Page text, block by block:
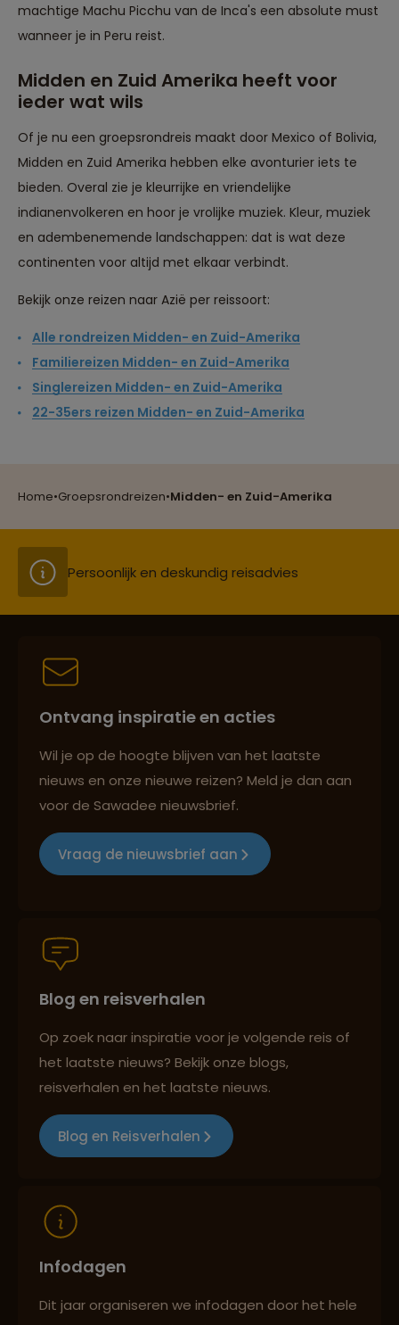
Home•Groepsrondreizen•Midden- en Zuid-Amerika
machtige Machu Picchu van de Inca's een absolute must
wanneer je in Peru reist.
Midden en Zuid Amerika heeft voor
ieder wat wils
Of je nu een groepsrondreis maakt door Mexico of Bolivia,
Midden en Zuid Amerika hebben elke avonturier iets te
bieden. Overal zie je kleurrijke en vriendelijke
indianenvolkeren en hoor je vrolijke muziek. Kleur, muziek
en adembenemende landschappen: dat is wat deze
continenten voor altijd met elkaar verbindt.
Bekijk onze reizen naar Azië per reissoort:
Alle rondreizen Midden- en Zuid-Amerika
Familiereizen Midden- en Zuid-Amerika
Singlereizen Midden- en Zuid-Amerika
22-35ers reizen Midden- en Zuid-Amerika
Reizen met oog voor mens, cultuur en milieu
Persoonlijk en deskundig reisadvies
Best beoordeelde reisroutes
Groepsreizen mét indivuele vrijheid
Best beoordeelde reisroutes
Reizen met oog voor mens, cultuur en milieu
Ontvang inspiratie en acties
Wil je op de hoogte blijven van het laatste
nieuws en onze nieuwe reizen? Meld je dan aan
voor de Sawadee nieuwsbrief.
Vraag de nieuwsbrief aan
Blog en reisverhalen
Op zoek naar inspiratie voor je volgende reis of
het laatste nieuws? Bekijk onze blogs,
reisverhalen en het laatste nieuws.
Blog en Reisverhalen
Infodagen
Dit jaar organiseren we infodagen door het hele